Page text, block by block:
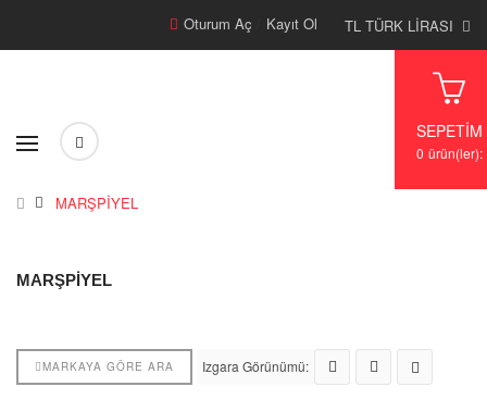
Oturum Aç Kayıt Ol
SEPETIM
0 ürün(ler):
MARŞPİYEL
MARŞPİYEL
MARKAYA GÖRE ARA Izgara Görünümü: